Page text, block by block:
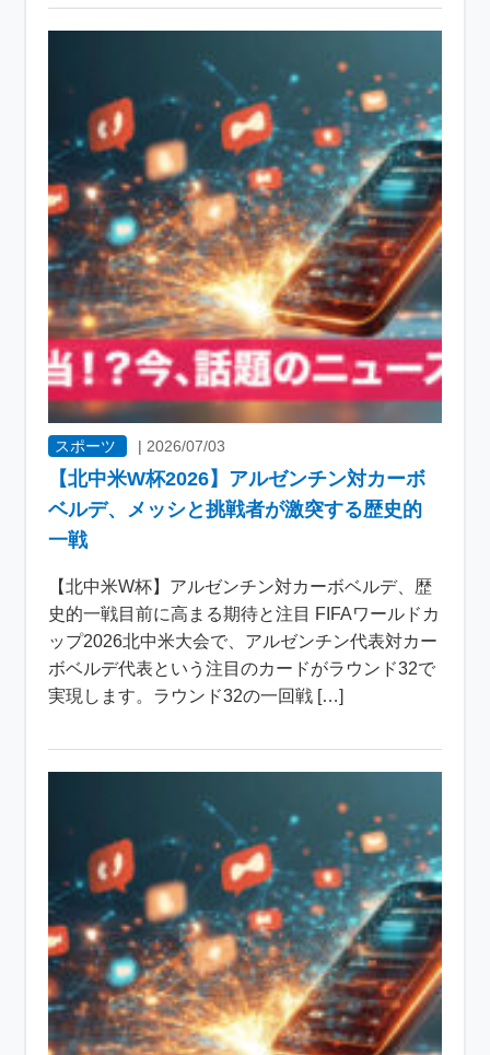
スポーツ | 2026/07/03
【北中米W杯2026】アルゼンチン対カーボ
ベルデ、メッシと挑戦者が激突する歴史的
一戦
【北中米W杯】アルゼンチン対カーボベルデ、歴
史的一戦目前に高まる期待と注目 FIFAワールドカ
ップ2026北中米大会で、アルゼンチン代表対カー
ボベルデ代表という注目のカードがラウンド32で
実現します。ラウンド32の一回戦 […]